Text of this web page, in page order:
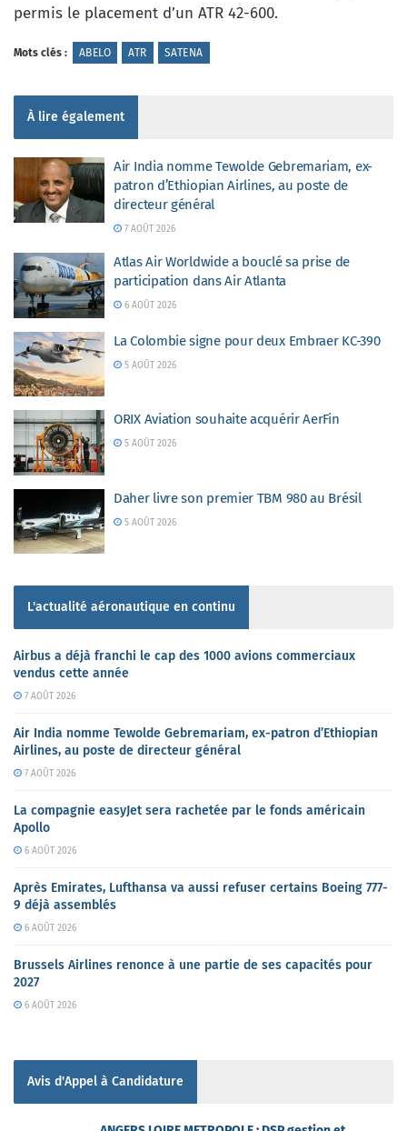
permis le placement d’un ATR 42-600.
Mots clés : ABELO ATR SATENA
À lire également
Air India nomme Tewolde Gebremariam, ex-
patron d’Ethiopian Airlines, au poste de
directeur général
7 AOÛT 2026
Atlas Air Worldwide a bouclé sa prise de
participation dans Air Atlanta
6 AOÛT 2026
La Colombie signe pour deux Embraer KC-390
5 AOÛT 2026
ORIX Aviation souhaite acquérir AerFin
5 AOÛT 2026
Daher livre son premier TBM 980 au Brésil
5 AOÛT 2026
L'actualité aéronautique en continu
Airbus a déjà franchi le cap des 1000 avions commerciaux
vendus cette année
7 AOÛT 2026
Air India nomme Tewolde Gebremariam, ex-patron d’Ethiopian
Airlines, au poste de directeur général
7 AOÛT 2026
La compagnie easyJet sera rachetée par le fonds américain
Apollo
6 AOÛT 2026
Après Emirates, Lufthansa va aussi refuser certains Boeing 777-
9 déjà assemblés
6 AOÛT 2026
Brussels Airlines renonce à une partie de ses capacités pour
2027
6 AOÛT 2026
Avis d'Appel à Candidature